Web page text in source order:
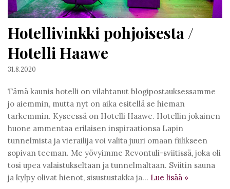
Hotellivinkki pohjoisesta /
Hotelli Haawe
31.8.2020
Tämä kaunis hotelli on vilahtanut blogipostauksessamme
jo aiemmin, mutta nyt on aika esitellä se hieman
tarkemmin. Kyseessä on Hotelli Haawe. Hotellin jokainen
huone ammentaa erilaisen inspiraationsa Lapin
tunnelmista ja vierailija voi valita juuri omaan fiilikseen
sopivan teeman. Me yövyimme Revontuli-sviitissä, joka oli
tosi upea valaistukseltaan ja tunnelmaltaan. Sviitin sauna
ja kylpy olivat hienot, sisustustakka ja… Lue lisää »